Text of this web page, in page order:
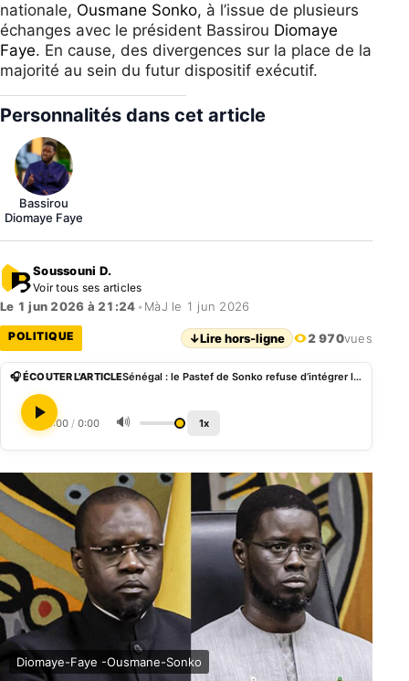
nationale, Ousmane Sonko, à l’issue de plusieurs
échanges avec le président Bassirou Diomaye
Faye. En cause, des divergences sur la place de la
majorité au sein du futur dispositif exécutif.
Personnalités dans cet article
Bassirou
Diomaye Faye
Soussouni D.
Voir tous ses articles
Le 1 jun 2026 à 21:24 • MàJ le 1 jun 2026
POLITIQUE ↓Lire hors-ligne 2 970vues
🎧 ÉCOUTER L'ARTICLE Sénégal : le Pastef de Sonko refuse d’intégrer le nouveau gouvernement de Diomaye Faye
0:00 / 0:00 🔊 1x
Diomaye-Faye -Ousmane-Sonko